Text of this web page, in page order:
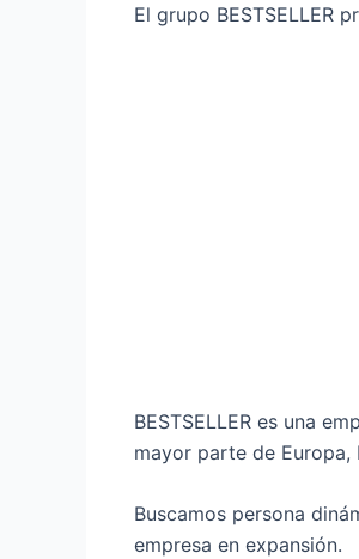
El grupo BESTSELLER
BESTSELLER es una
mayor parte de Europa,
Buscamos persona
empresa en expansión.